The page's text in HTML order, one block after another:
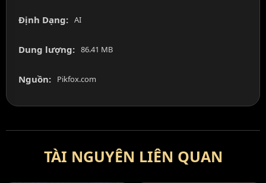
Định Dạng: AI
Dung lượng: 86.41 MB
Nguồn: Pikfox.com
TÀI NGUYÊN LIÊN QUAN